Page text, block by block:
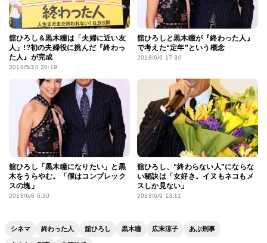
舘ひろし＆黒木瞳は「夫婦に近い友
人」!?初の夫婦役に挑んだ『終わっ
た人』が完成
2018/5/10 20:19
舘ひろしと黒木瞳が『終わった人』
で考えた“定年”という概念
2018/6/6 17:30
舘ひろし「黒木瞳になりたい」と黒
木をうらやむ。「僕はコンプレック
スの塊」
2018/6/8 6:30
舘ひろし、“終わらない人”にならな
い秘訣は「女好き。イヌもネコもメ
スしか見ない」
2018/6/9 13:11
シネマ 終わった人 舘ひろし 黒木瞳 広末涼子 あぶ刑事